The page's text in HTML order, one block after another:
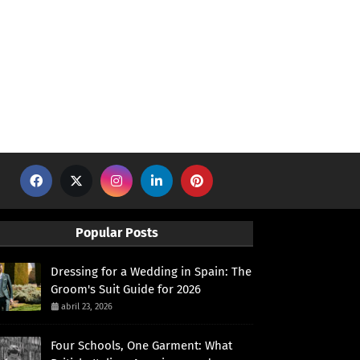
Popular Posts
Dressing for a Wedding in Spain: The
Groom's Suit Guide for 2026
abril 23, 2026
Four Schools, One Garment: What